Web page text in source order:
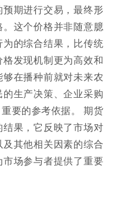
期进行交易，最终形
这个价格并非随意臆
的综合结果，比传统
发现机制更为高效和
在播种前就对未来农
生产决策、企业采购
要的参考依据。 期货
果，它反映了市场对
其他相关因素的综合
场参与者提供了重要